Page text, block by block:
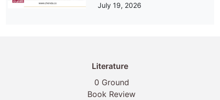
July 19, 2026
Literature
0 Ground
Book Review